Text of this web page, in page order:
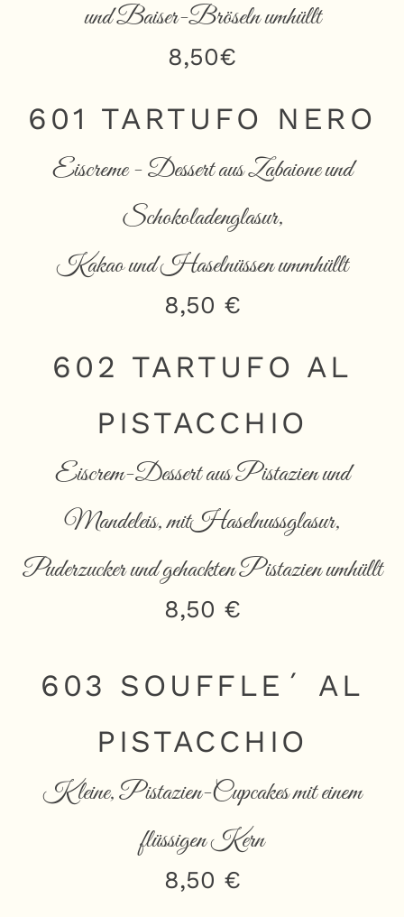
und Baiser-Bröseln umhüllt
8,50€
601 TARTUFO NERO
Eiscreme - Dessert aus Zabaione und
Schokoladenglasur,
Kakao und Haselnüssen ummhüllt
8,50 €
602 TARTUFO AL
PISTACCHIO
Eiscrem-Dessert aus Pistazien und
Mandeleis, mitHaselnussglasur,
Puderzucker und gehackten Pistazien umhüllt
8,50 €
603 SOUFFLE´ AL
PISTACCHIO
Kleine, Pistazien-Cupcakes mit einem
flüssigen Kern
8,50 €